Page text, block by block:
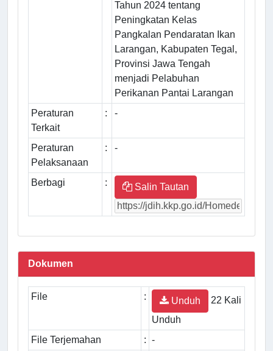
Tahun 2024 tentang
Peningkatan Kelas
Pangkalan Pendaratan Ikan
Larangan, Kabupaten Tegal,
Provinsi Jawa Tengah
menjadi Pelabuhan
Perikanan Pantai Larangan
Peraturan
Terkait
: -
Peraturan
Pelaksanaan
: -
Berbagi : Salin Tautan
Dokumen
File : Unduh
22 Kali
Unduh
File Terjemahan
: -